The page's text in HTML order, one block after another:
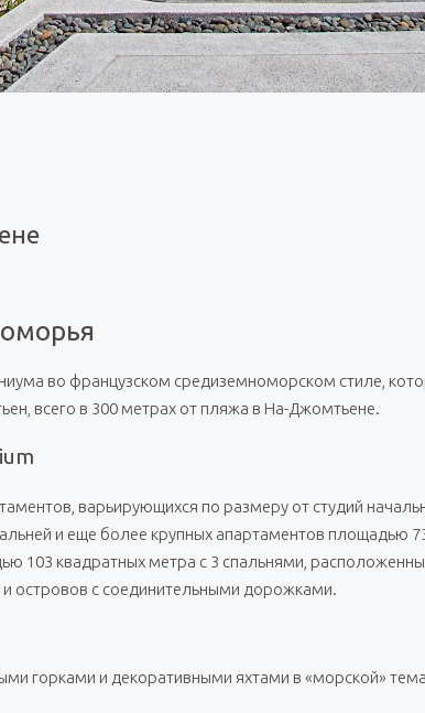
во французском средиземноморском стиле,
всего в 300 метрах от пляжа в На-Джомтьене.
варьирующихся по размеру от студий
и еще более крупных апартаментов площадью
103 квадратных метра с 3 спальнями,
и островов с соединительными дорожками.
горками и декоративными яхтами в «морской»